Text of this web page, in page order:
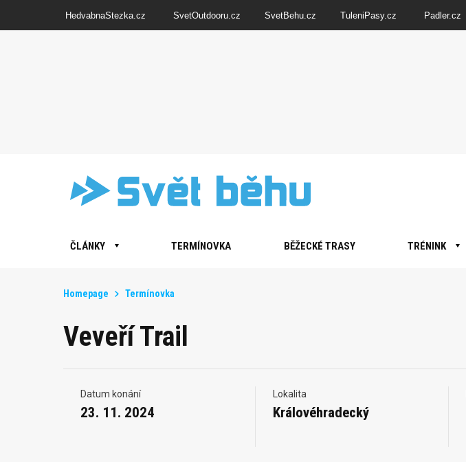
HedvabnaStezka.cz SvetOutdooru.cz SvetBehu.cz TuleniPasy.cz Padler.cz
ČLÁNKY TERMÍNOVKA BĚŽECKÉ TRASY TRÉNINK
Homepage Termínovka
Veveří Trail
Datum konání
23. 11. 2024
Lokalita
Královéhradecký